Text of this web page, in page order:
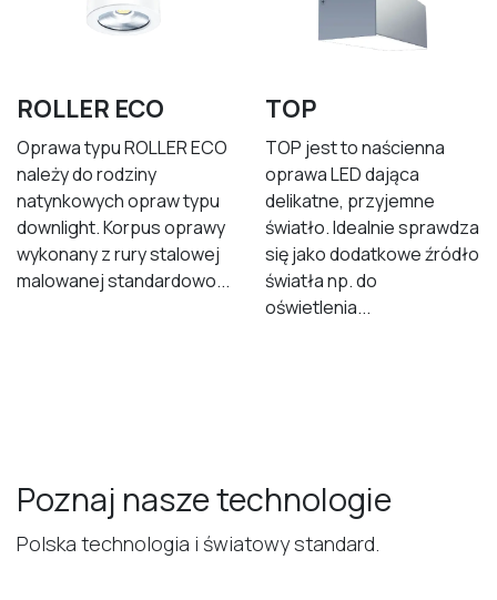
ROLLER ECO
Oprawa typu ROLLER ECO
należy do rodziny
natynkowych opraw typu
downlight. Korpus oprawy
wykonany z rury stalowej
malowanej standardowo...
TOP
TOP jest to naścienna
oprawa LED dająca
delikatne, przyjemne
światło. Idealnie sprawdza
się jako dodatkowe źródło
światła np. do
oświetlenia...
Poznaj nasze technologie
Polska technologia i światowy standard.